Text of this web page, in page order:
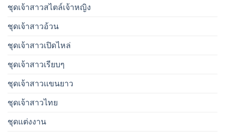
ชุดเจ้าสาวสไตล์เจ้าหญิง
ชุดเจ้าสาวอ้วน
ชุดเจ้าสาวเปิดไหล่
ชุดเจ้าสาวเรียบๆ
ชุดเจ้าสาวเเขนยาว
ชุดเจ้าสาวไทย
ชุดแต่งงาน